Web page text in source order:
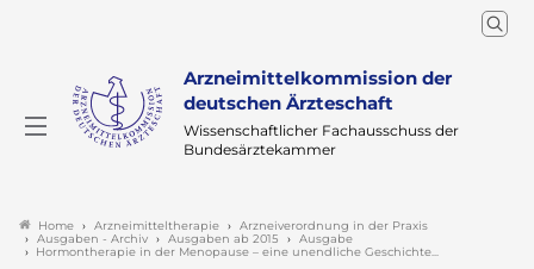
Arzneimittelkommission der
deutschen Ärzteschaft
Wissenschaftlicher Fachausschuss der
Bundesärztekammer
Home Arzneimitteltherapie
Arzneiverordnung in der Praxis
Ausgaben - Archiv
Ausgaben ab 2015
Ausgabe
Hormontherapie in der Menopause – eine unendliche Geschichte...